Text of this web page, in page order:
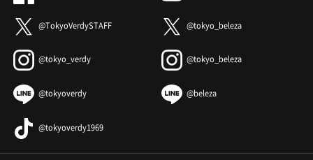
@TokyoVerdySTAFF @tokyo_beleza
@tokyo_verdy @tokyo_beleza
@tokyoverdy @beleza
@tokyoverdy1969